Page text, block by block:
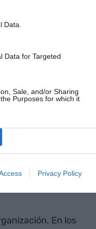
Data.
Data for Targeted
Sale, and/or Sharing
Purposes for which it
Privacy Policy
desaparecida
mantener las
permitido llevar a
En los